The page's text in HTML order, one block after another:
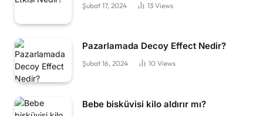
Şubat 17, 2024 13 Views
Pazarlamada Decoy Effect Nedir?
Şubat 16, 2024 10 Views
Bebe bisküvisi kilo aldırır mı?